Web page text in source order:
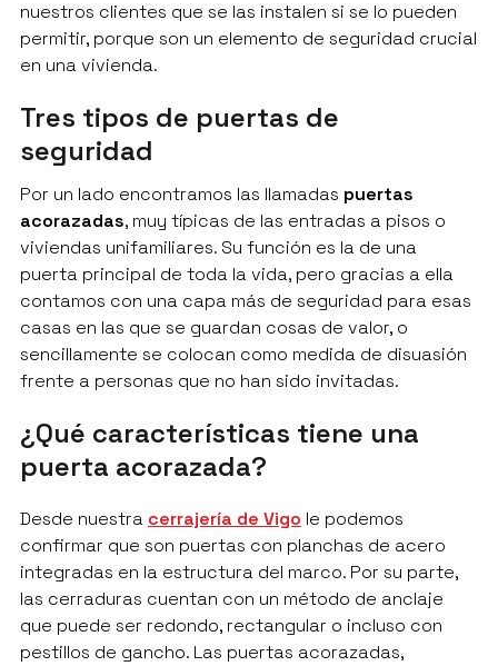
nuestros clientes que se las instalen si se lo pueden
permitir, porque son un elemento de seguridad crucial
en una vivienda.
Tres tipos de puertas de
seguridad
Por un lado encontramos las llamadas puertas
acorazadas, muy típicas de las entradas a pisos o
viviendas unifamiliares. Su función es la de una
puerta principal de toda la vida, pero gracias a ella
contamos con una capa más de seguridad para esas
casas en las que se guardan cosas de valor, o
sencillamente se colocan como medida de disuasión
frente a personas que no han sido invitadas.
¿Qué características tiene una
puerta acorazada?
Desde nuestra cerrajería de Vigo le podemos
confirmar que son puertas con planchas de acero
integradas en la estructura del marco. Por su parte,
las cerraduras cuentan con un método de anclaje
que puede ser redondo, rectangular o incluso con
pestillos de gancho. Las puertas acorazadas,